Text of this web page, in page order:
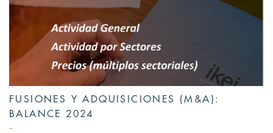
FUSIONES Y ADQUISICIONES (M&A):
BALANCE 2024